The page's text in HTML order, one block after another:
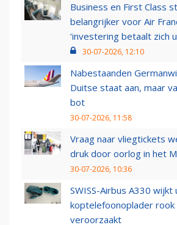
Business en First Class
belangrijker voor Air
‘investering betaalt zich
30-07-2026, 12:10
Nabestaanden
Duitse staat aan, maar
bot
30-07-2026, 11:58
Vraag naar vliegtickets
druk door oorlog in het
30-07-2026, 10:36
SWISS-Airbus A330 wijkt
koptelefoonoplader rook
veroorzaakt